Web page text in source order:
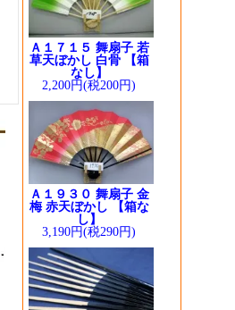
Ａ１７１５ 舞扇子 若
草天ぼかし 白骨 【箱
なし】
2,200円(税200円)
Ａ１９３０ 舞扇子 金
梅 赤天ぼかし 【箱な
し】
3,190円(税290円)